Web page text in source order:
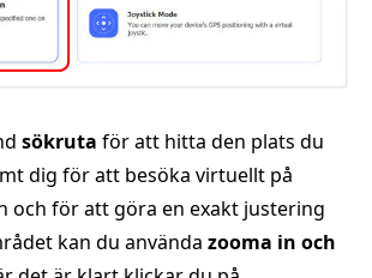
sökruta för att hitta den plats du
dig för att besöka virtuellt på
och för att göra en exakt justering
kan du använda zooma in och